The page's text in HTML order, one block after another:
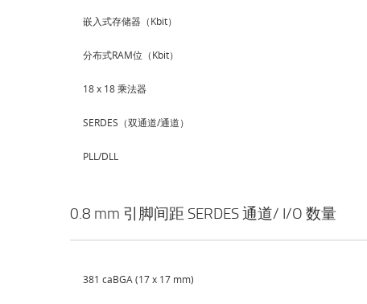
嵌入式存储器（Kbit）
分布式RAM位（Kbit）
18 x 18 乘法器
SERDES（双通道/通道）
PLL/DLL
0.8 mm 引脚间距 SERDES 通道/ I/O 数量
381 caBGA (17 x 17 mm)